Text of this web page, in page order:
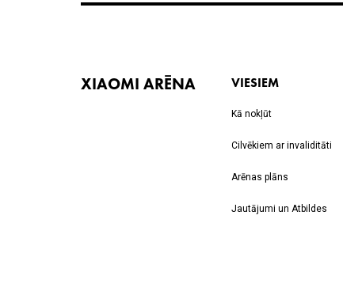
XIAOMI ARĒNA VIESIEM
Kā nokļūt
Cilvēkiem ar invaliditāti
Arēnas plāns
Jautājumi un Atbildes